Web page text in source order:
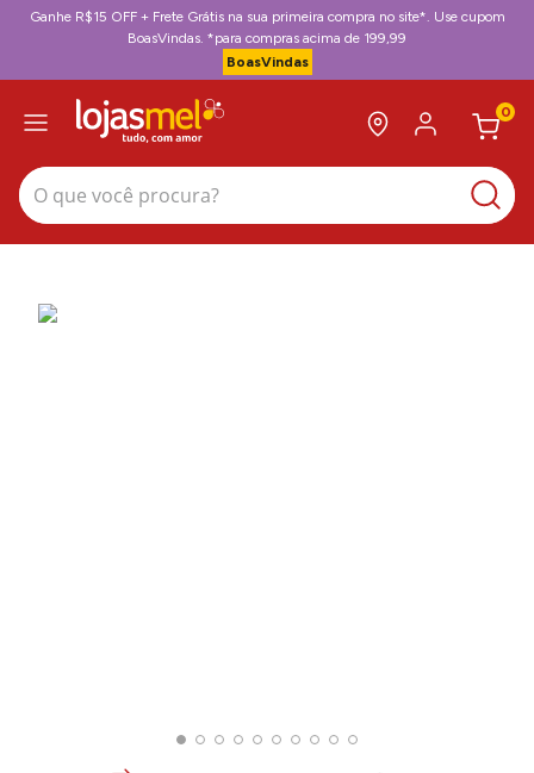
Ganhe R$15 OFF + Frete Grátis na sua primeira compra no site*. Use cupom
BoasVindas. *para compras acima de 199,99
BoasVindas
0
O que você procura?